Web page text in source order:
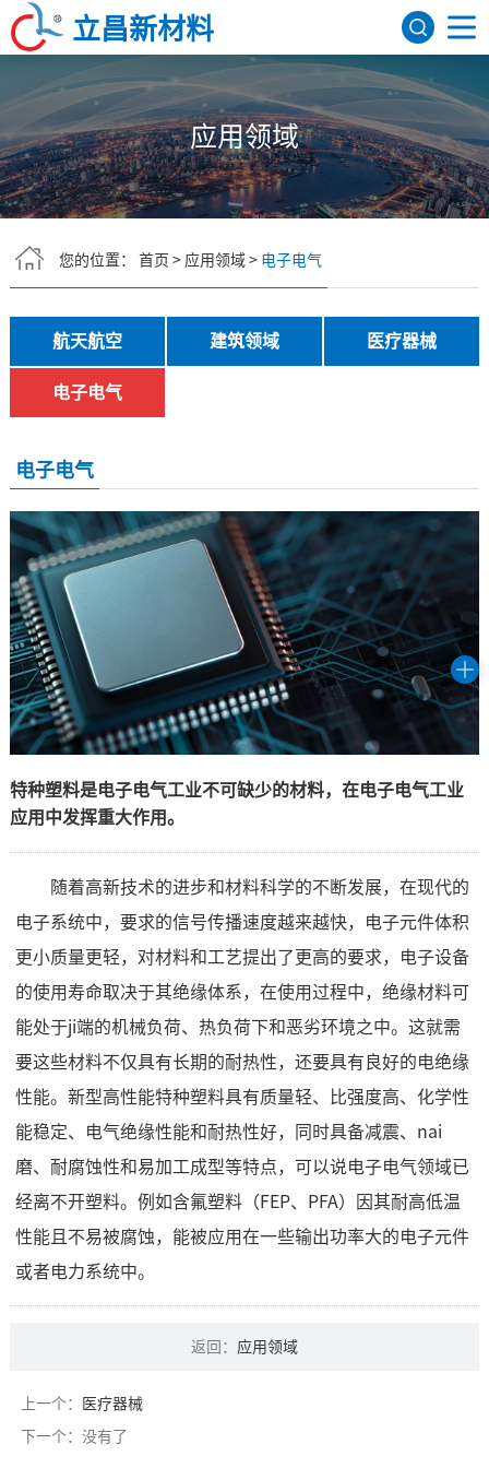
立昌新材料
网站首页
关于我们
公司简介
发展历程
荣誉资质
研发机构
产品展示
FEP聚全氟乙丙烯
PFA可熔性聚四氟乙烯
PVDF聚偏氟乙烯
ETFE四氟乙烯共聚物
氟树脂色母
PEEK
应用领域
新闻资讯
行业资讯
公司新闻
联系我们
应用领域
您的位置： 首页 > 应用领域> 电子电气
航天航空 建筑领域 医疗器械
电子电气
电子电气
特种塑料是电子电气工业不可缺少的材料，在电子电气工业
应用中发挥重大作用。
随着高新技术的进步和材料科学的不断发展，在现代的
电子系统中，要求的信号传播速度越来越快，电子元件体积
更小质量更轻，对材料和工艺提出了更高的要求，电子设备
的使用寿命取决于其绝缘体系，在使用过程中，绝缘材料可
能处于ji端的机械负荷、热负荷下和恶劣环境之中。这就需
要这些材料不仅具有长期的耐热性，还要具有良好的电绝缘
性能。新型高性能特种塑料具有质量轻、比强度高、化学性
能稳定、电气绝缘性能和耐热性好，同时具备减震、nai
磨、耐腐蚀性和易加工成型等特点，可以说电子电气领域已
经离不开塑料。例如含氟塑料（FEP、PFA）因其耐高低温
性能且不易被腐蚀，能被应用在一些输出功率大的电子元件
或者电力系统中。
返回： 应用领域
上一个： 医疗器械
下一个：没有了